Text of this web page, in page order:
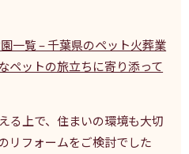
一覧 – 千葉県のペット火葬業
ペットの旅立ちに寄り添って
る上で、住まいの環境も大切
リフォームをご検討でした